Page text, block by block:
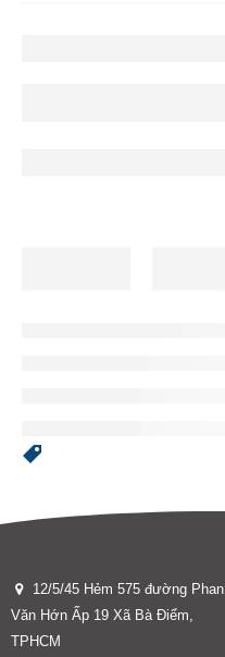
12/5/45 Hẻm 575 đường Phan
Văn Hớn Ấp 19 Xã Bà Điểm,
TPHCM